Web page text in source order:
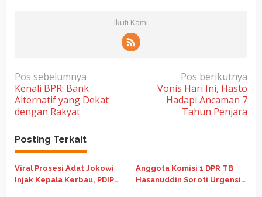
Ikuti Kami
N
a
v
g
a
s
Pos sebelumnya
Kenali BPR: Bank
Alternatif yang Dekat
dengan Rakyat
Pos berikutnya
Vonis Hari Ini, Hasto
Hadapi Ancaman 7
Tahun Penjara
Posting Terkait
Viral Prosesi Adat Jokowi
Injak Kepala Kerbau, PDIP
Anggota Komisi 1 DPR TB
Hasanuddin Soroti Urgensi